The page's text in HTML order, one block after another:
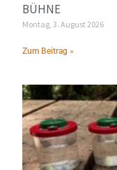
BÜHNE
Montag, 3. August 2026
Zum Beitrag »